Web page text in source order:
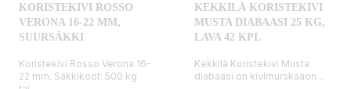
KORISTEKIVI ROSSO
VERONA 16-22 MM,
SUURSÄKKI
Koristekivi Rosso Verona 16-
22 mm. Säkkikoot: 500 kg
KEKKILÄ KORISTEKIVI
MUSTA DIABAASI 25 KG,
LAVA 42 KPL
Kekkilä Koristekivi Musta
diabaasi on kivimurskaaon...